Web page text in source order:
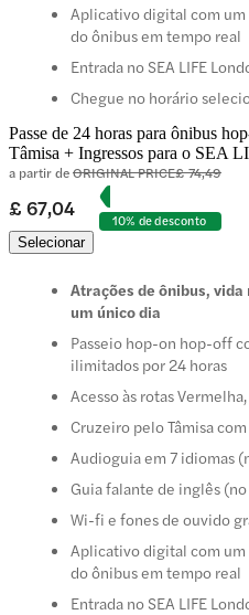
Aplicativo digital com
do ônibus em tempo real
Entrada no SEA LIFE
Chegue no horário
Passe de 24 horas para ônibus
Tâmisa + Ingressos para o SEA
a partir deORIGINAL PRICE£ 74,49
£ 67,04
10% de desconto
Selecionar
Atrações de ônibus,
um único dia
Passeio hop-on hop-off
ilimitados por 24 horas
Acesso às rotas
Cruzeiro pelo Tâmisa
Audioguia em 7 idiomas
Guia falante de inglês
Wi-fi e fones de ouvido
Aplicativo digital com
do ônibus em tempo real
Entrada no SEA LIFE